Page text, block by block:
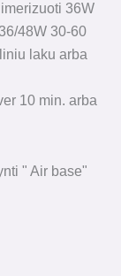
36W
48W 30-60
laku arba
10 min. arba
" Air base"